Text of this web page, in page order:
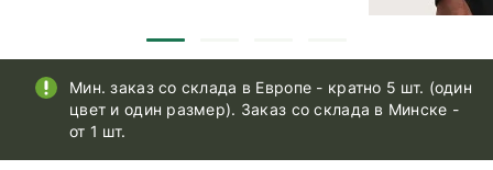
Мин. заказ со склада в Европе - кратно 5 шт. (один
цвет и один размер). Заказ со склада в Минске -
от 1 шт.